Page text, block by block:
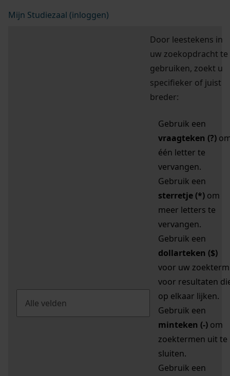
Mijn Studiezaal (inloggen)
Door leestekens in
uw zoekopdracht te
gebruiken, zoekt u
specifieker of juist
breder:
Gebruik een
vraagteken (?)
één letter te
vervangen.
Gebruik een
sterretje (*) om
meer letters te
vervangen.
Gebruik een
dollarteken ($)
voor uw zoekterm
voor resultaten
op elkaar lijken.
Gebruik een
minteken (-) om
zoektermen uit te
sluiten.
Gebruik een